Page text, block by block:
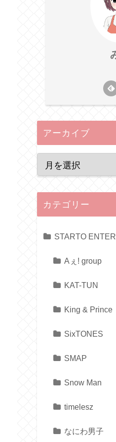
アーカイブ
カテゴリー
STARTO
Aぇ! group
KAT-TUN
King & Prince
SixTONES
SMAP
Snow Man
timelesz
なにわ男子